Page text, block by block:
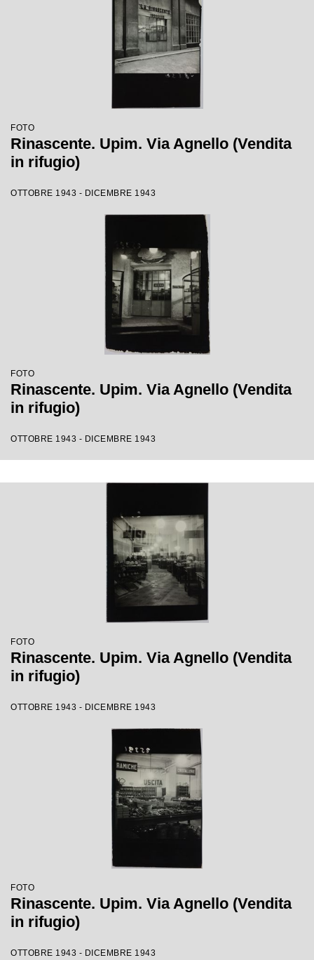
FOTO
Rinascente. Upim. Via Agnello (Vendita
in rifugio)
OTTOBRE 1943 - DICEMBRE 1943
FOTO
Rinascente. Upim. Via Agnello (Vendita
in rifugio)
OTTOBRE 1943 - DICEMBRE 1943
FOTO
Rinascente. Upim. Via Agnello (Vendita
in rifugio)
OTTOBRE 1943 - DICEMBRE 1943
FOTO
Rinascente. Upim. Via Agnello (Vendita
in rifugio)
OTTOBRE 1943 - DICEMBRE 1943